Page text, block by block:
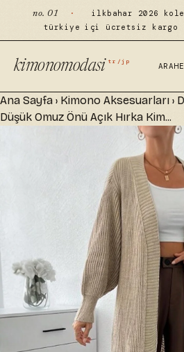
no. 01 · ilkbahar 2026
türkiye içi ücretsiz kargo
kimonomodasi tr/jp
ARA
Ana Sayfa › Kimono Aksesuarları ›
Düşük Omuz Önü Açık Hırka Kim...